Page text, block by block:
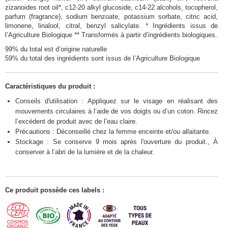
zizanoides root oil*, c12-20 alkyl glucoside, c14-22 alcohols, tocopherol,
parfum (fragrance), sodium benzoate, potassium sorbate, citric acid,
limonene, linalool, citral, benzyl salicylate. * Ingrédients issus de
l’Agriculture Biologique ** Transformés à partir d’ingrédients biologiques.
99% du total est d’origine naturelle
59% du total des ingrédients sont issus de l’Agriculture Biologique
Caractéristiques du produit :
Conseils d'utilisation : Appliquez sur le visage en réalisant des
mouvements circulaires à l’aide de vos doigts ou d’un coton. Rincez
l’excédent de produit avec de l’eau claire.
Précautions : Déconseillé chez la femme enceinte et/ou allaitante.
Stockage : Se conserve 9 mois après l'ouverture du produit., À
conserver à l’abri de la lumière et de la chaleur.
Ce produit possède ces labels :